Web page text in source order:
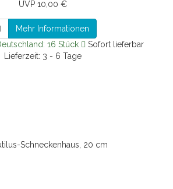
UVP 10,00 €
Mehr Informationen
16 Stück
Sofort lieferbar
Lieferzeit: 3 - 6 Tage